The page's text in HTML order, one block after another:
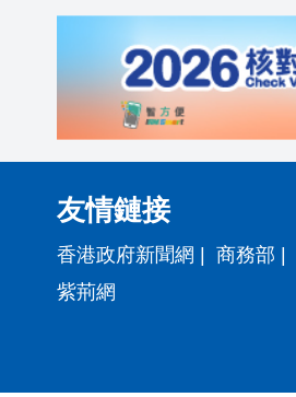
友情鏈接
香港政府新聞網 | 商務部 |
紫荊網